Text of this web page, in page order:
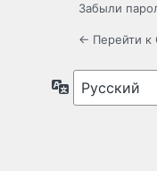
Забыли
← Перейти к
Язык